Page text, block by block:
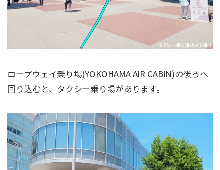
ロープウェイ乗り場(YOKOHAMA AIR CABIN)の後ろへ
回り込むと、タクシー乗り場があります。